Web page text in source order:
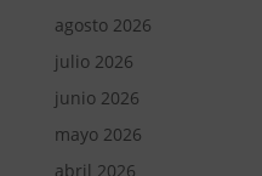
agosto 2026
julio 2026
junio 2026
mayo 2026
abril 2026